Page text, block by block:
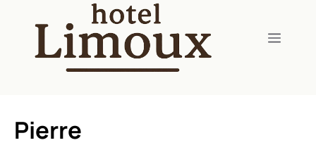
Menu
Pierre